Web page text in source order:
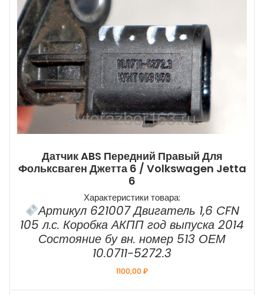
Датчик ABS Передний Правый Для
Фольксваген Джетта 6 / Volkswagen Jetta
6
Характеристики товара:
Артикул 621007 Двигатель 1,6 CFN
105 л.с. Коробка АКПП год выпуска 2014
Состояние бу вн. номер 513 ОЕМ
10.0711-5272.3
1100,00₽